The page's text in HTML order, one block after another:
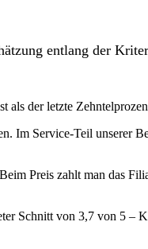
entlang der
der letzte
Im Service-Teil unserer
Preis zahlt man das
Schnitt von 3,7 von 5 –